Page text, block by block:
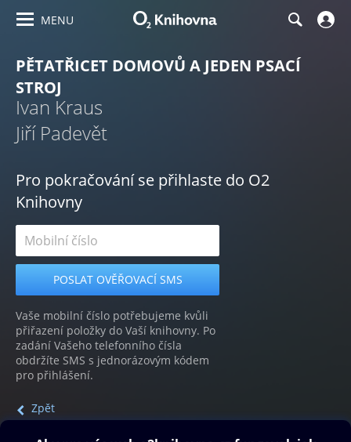
MENU
PĚTATŘICET DOMOVŮ A JEDEN PSACÍ
STROJ
Ivan Kraus
Jiří Padevět
Pro pokračování se přihlaste do O2
Knihovny
Vaše mobilní číslo potřebujeme kvůli
přiřazení položky do Vaší knihovny. Po
zadání Vašeho telefonního čísla
obdržíte SMS s jednorázovým kódem
pro přihlášení.
Zpět